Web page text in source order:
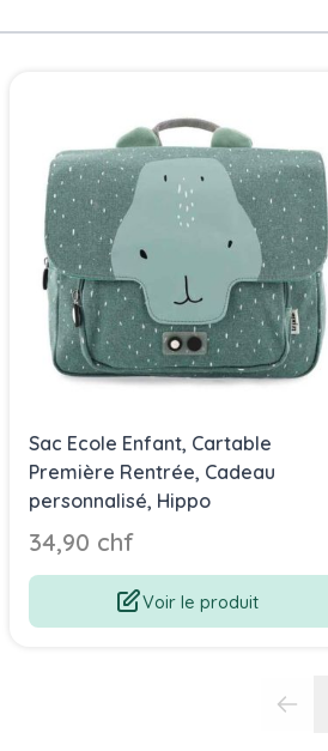
Sac Ecole Enfant, Cartable
Première Rentrée, Cadeau
personnalisé, Hippo
34,90 chf
Voir le produit